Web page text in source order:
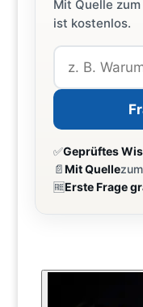
Mit Quelle
ist kostenlos.
✅Geprüftes
📄Mit Quelle
🆓Erste Frage